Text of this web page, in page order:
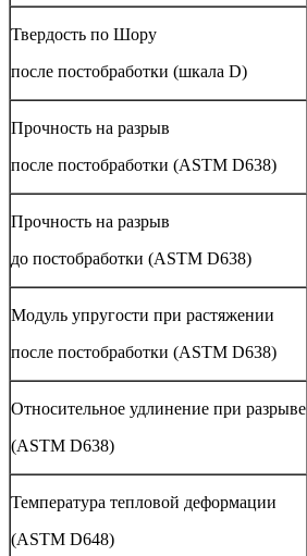
Твердость по Шору
после постобработки (шкала D)
Прочность на разрыв
после постобработки (ASTM D638)
Прочность на разрыв
до постобработки (ASTM D638)
Модуль упругости при растяжении
после постобработки (ASTM D638)
Относительное удлинение при разрыве
(ASTM D638)
Температура тепловой деформации
(ASTM D648)